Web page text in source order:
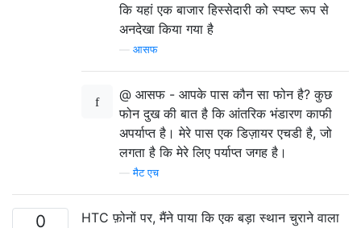
कि यहां एक बाजार हिस्सेदारी को स्पष्ट रूप से
अनदेखा किया गया है
आसफ
@ आसफ - आपके पास कौन सा फोन है? कुछ
फोन दुख की बात है कि आंतरिक भंडारण काफी
अपर्याप्त है। मेरे पास एक डिज़ायर एचडी है, जो
लगता है कि मेरे लिए पर्याप्त जगह है।
—मैट एच
0
HTC फ़ोनों पर, मैंने पाया कि एक बड़ा स्थान चुराने वाला